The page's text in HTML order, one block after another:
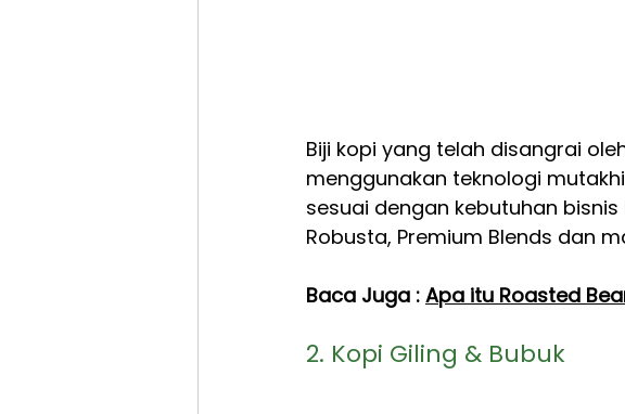
Biji kopi yang telah disangrai
menggunakan teknologi
sesuai dengan kebutuhan
Robusta, Premium Blends dan
Baca Juga : Apa itu Roasted
2. Kopi Giling & Bubuk